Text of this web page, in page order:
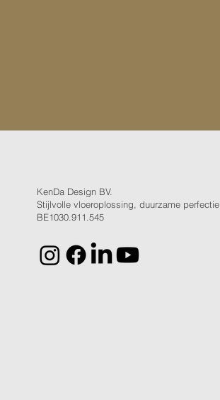
KenDa Design BV.
Stijlvolle vloeroplossing, duurzame perfectie
BE1030.911.545